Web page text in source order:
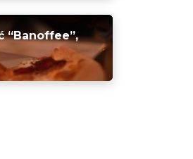
“Banoffee”,